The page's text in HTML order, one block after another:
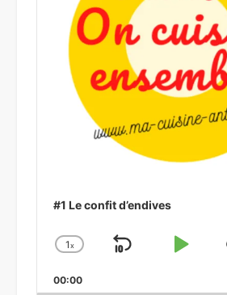
#1 Le confit d’endives
Change
Rate
1x
Skip
Play
00:00